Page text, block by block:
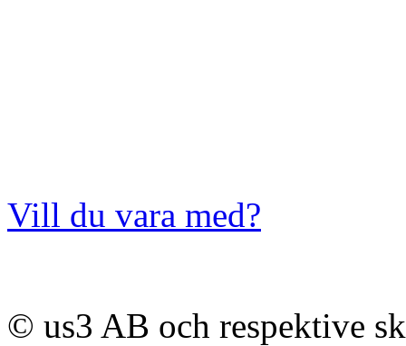
Vill du vara med?
© us3 AB och respektive